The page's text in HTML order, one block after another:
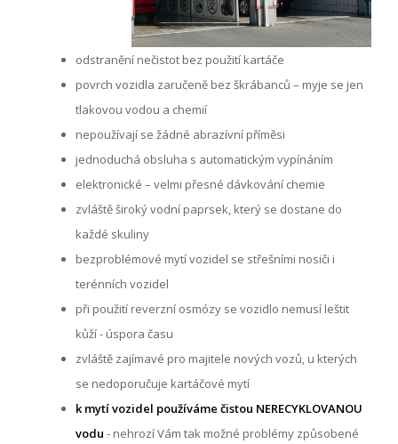
odstranění nečistot bez použití kartáče
povrch vozidla zaručeně bez škrábanců – myje se jen
tlakovou vodou a chemií
nepoužívají se žádné abrazívní příměsi
jednoduchá obsluha s automatickým vypínáním
elektronické – velmi přesné dávkování chemie
zvláště široký vodní paprsek, který se dostane do
každé skuliny
bezproblémové mytí vozidel se střešními nosiči i
terénních vozidel
při použití reverzní osmózy se vozidlo nemusí leštit
kůží - úspora času
zvláště zajímavé pro majitele nových vozů, u kterých
se nedoporučuje kartáčové mytí
k mytí vozidel používáme čistou NERECYKLOVANOU
vodu - nehrozí Vám tak možné problémy způsobené